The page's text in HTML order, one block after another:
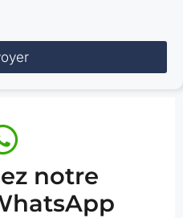
notre